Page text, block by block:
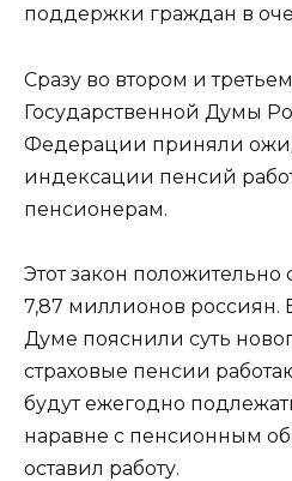
поддержки граждан в
Сразу во втором и
Государственной Думы
Федерации приняли
индексации пенсий
пенсионерам.
Этот закон положительно
7,87 миллионов россиян.
Думе пояснили суть
страховые пенсии
будут ежегодно
наравне с пенсионным
оставил работу.